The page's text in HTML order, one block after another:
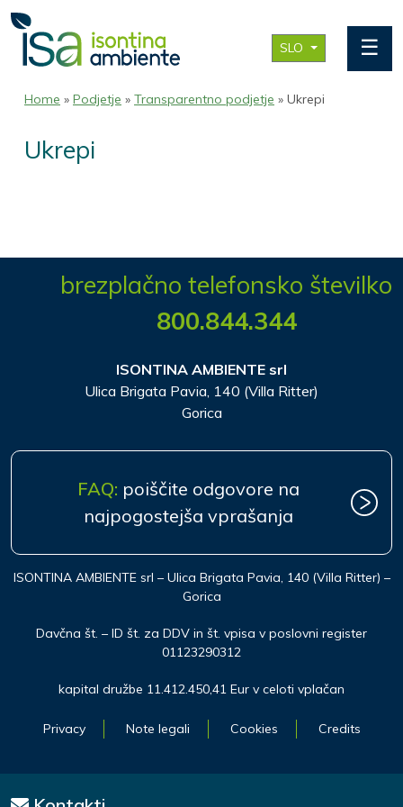
SLO ☰
Home » Podjetje » Transparentno podjetje » Ukrepi
Ukrepi
brezplačno telefonsko številko
800.844.344
ISONTINA AMBIENTE srl
Ulica Brigata Pavia, 140 (Villa Ritter)
Gorica
FAQ: poiščite odgovore na
najpogostejša vprašanja
ISONTINA AMBIENTE srl – Ulica Brigata Pavia, 140 (Villa Ritter) –
Gorica
Davčna št. – ID št. za DDV in št. vpisa v poslovni register
01123290312
kapital družbe 11.412.450,41 Eur v celoti vplačan
Privacy Note legali Cookies Credits